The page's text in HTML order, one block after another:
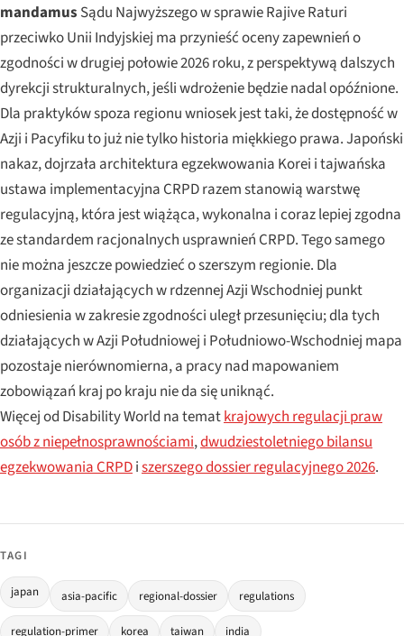
mandamus Sądu Najwyższego w sprawieRajive Raturi
przeciwko Unii Indyjskiej ma przynieść oceny zapewnień o
zgodności w drugiej połowie 2026 roku, z perspektywą dalszych
dyrekcji strukturalnych, jeśli wdrożenie będzie nadal opóźnione.
Dla praktyków spoza regionu wniosek jest taki, że dostępność w
Azji i Pacyfiku to już nie tylko historia miękkiego prawa. Japoński
nakaz, dojrzała architektura egzekwowania Korei i tajwańska
ustawa implementacyjna CRPD razem stanowią warstwę
regulacyjną, która jest wiążąca, wykonalna i coraz lepiej zgodna
ze standardem racjonalnych usprawnień CRPD. Tego samego
nie można jeszcze powiedzieć o szerszym regionie. Dla
organizacji działających w rdzennej Azji Wschodniej punkt
odniesienia w zakresie zgodności uległ przesunięciu; dla tych
działających w Azji Południowej i Południowo-Wschodniej mapa
pozostaje nierównomierna, a pracy nad mapowaniem
zobowiązań kraj po kraju nie da się uniknąć.
Więcej od Disability World na tematkrajowych regulacji praw
osób z niepełnosprawnościami,dwudziestoletniego bilansu
egzekwowania CRPDiszerszego dossier regulacyjnego 2026.
TAGI
japan asia-pacific regional-dossier regulations
regulation-primer korea taiwan india